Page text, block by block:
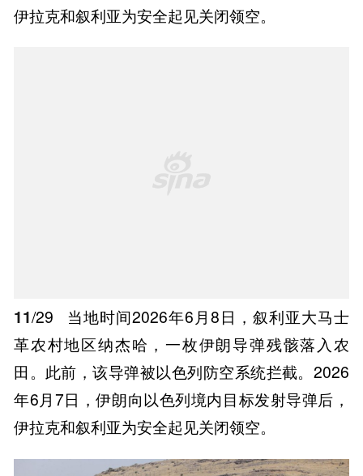
伊拉克和叙利亚为安全起见关闭领空。
11/29
当地时间2026年6月8日，叙利亚大马士
革农村地区纳杰哈，一枚伊朗导弹残骸落入农
田。此前，该导弹被以色列防空系统拦截。2026
年6月7日，伊朗向以色列境内目标发射导弹后，
伊拉克和叙利亚为安全起见关闭领空。